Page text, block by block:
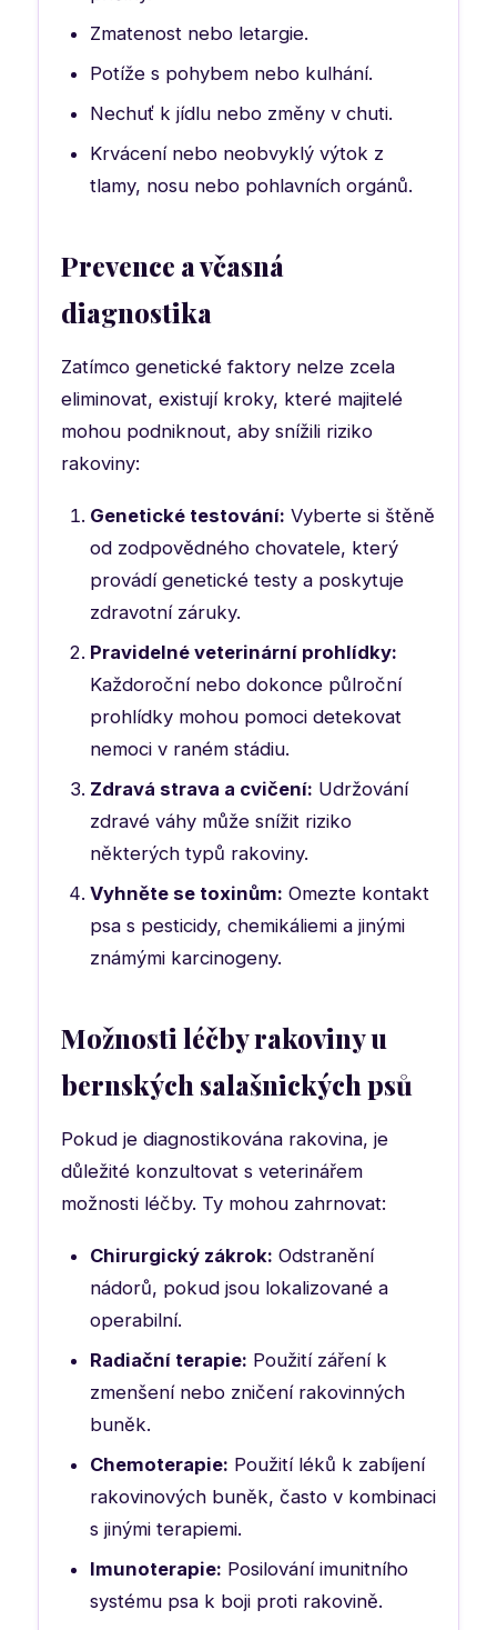
Zmatenost nebo letargie.
Potíže s pohybem nebo kulhání.
Nechuť k jídlu nebo změny v chuti.
Krvácení nebo neobvyklý výtok z
tlamy, nosu nebo pohlavních orgánů.
Prevence a včasná
diagnostika
Zatímco genetické faktory nelze zcela
eliminovat, existují kroky, které majitelé
mohou podniknout, aby snížili riziko
rakoviny:
Genetické testování: Vyberte si štěně
od zodpovědného chovatele, který
provádí genetické testy a poskytuje
zdravotní záruky.
Pravidelné veterinární prohlídky:
Každoroční nebo dokonce půlroční
prohlídky mohou pomoci detekovat
nemoci v raném stádiu.
Zdravá strava a cvičení: Udržování
zdravé váhy může snížit riziko
některých typů rakoviny.
Vyhněte se toxinům: Omezte kontakt
psa s pesticidy, chemikáliemi a jinými
známými karcinogeny.
Možnosti léčby rakoviny u
bernských salašnických psů
Pokud je diagnostikována rakovina, je
důležité konzultovat s veterinářem
možnosti léčby. Ty mohou zahrnovat:
Chirurgický zákrok: Odstranění
nádorů, pokud jsou lokalizované a
operabilní.
Radiační terapie: Použití záření k
zmenšení nebo zničení rakovinných
buněk.
Chemoterapie: Použití léků k zabíjení
rakovinových buněk, často v kombinaci
s jinými terapiemi.
Imunoterapie: Posilování imunitního
systému psa k boji proti rakovině.